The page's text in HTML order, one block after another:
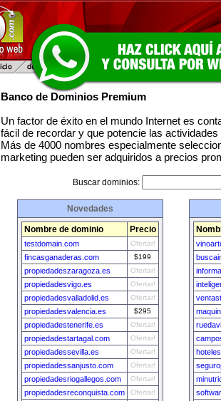
Banco de Dominios Premium
Un factor de éxito en el mundo Internet es
fácil de recordar y que potencie las
Más de 4000 nombres especialmente
marketing pueden ser adquiridos a precios
Buscar dominios:
Novedades
Nombre de dominio Precio
testdomain.com Ofertar!
fincasganaderas.com $199
propiedadeszaragoza.es Ofertar!
propiedadesvigo.es Ofertar!
propiedadesvalladolid.es Ofertar!
propiedadesvalencia.es $295
propiedadestenerife.es Ofertar!
propiedadestartagal.com Ofertar!
propiedadessevilla.es Ofertar!
propiedadessanjusto.com Ofertar!
propiedadesriogallegos.com Ofertar!
propiedadesreconquista.com Ofertar!